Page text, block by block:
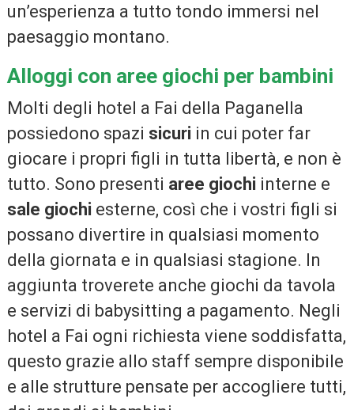
un’esperienza a tutto tondo immersi nel
paesaggio montano.
Alloggi con aree giochi per bambini
Molti degli hotel a Fai della Paganella
possiedono spazi sicuri in cui poter far
giocare i propri figli in tutta libertà, e non è
tutto. Sono presenti aree giochi interne e
sale giochi esterne, così che i vostri figli si
possano divertire in qualsiasi momento
della giornata e in qualsiasi stagione. In
aggiunta troverete anche giochi da tavola
e servizi di babysitting a pagamento. Negli
hotel a Fai ogni richiesta viene soddisfatta,
questo grazie allo staff sempre disponibile
e alle strutture pensate per accogliere tutti,